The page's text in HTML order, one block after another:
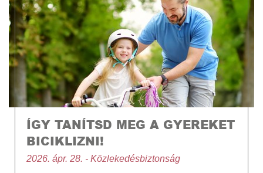
ÍGY TANÍTSD MEG A GYEREKET
BICIKLIZNI!
2026. ápr. 28. - Közlekedésbiztonság